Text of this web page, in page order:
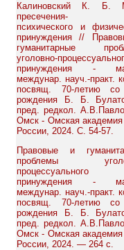
Калиновский К. Б.
пресечения-
психического и
принуждения //
гуманитарные
уголовно-
принуждения -
междунар. науч.-практ.
посвящ. 70-летию
рождения Б. Б.
пред. редкол.
Омск - Омская
России, 2024. С. 54-57.
Правовые и
проблемы
процессуального
принуждения -
междунар. науч.-практ.
посвящ. 70-летию
рождения Б. Б.
пред. редкол.
Омск - Омская
России, 2024. — 264 с.